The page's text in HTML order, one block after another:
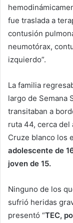
fue traslada a
contusión
neumotórax,
izquierdo”.
La familia
largo de Semana
transitaban a
ruta 44, cerca del
Cruze blanco los
adolescente de
joven de 15.
Ninguno de los
sufrió heridas
presentó “TEC,